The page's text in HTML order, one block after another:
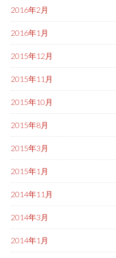
2016年2月
2016年1月
2015年12月
2015年11月
2015年10月
2015年8月
2015年3月
2015年1月
2014年11月
2014年3月
2014年1月